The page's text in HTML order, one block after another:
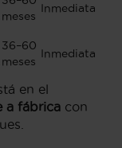
meses
Inmediata
36–60
meses
Inmediata
en el
a fábrica con